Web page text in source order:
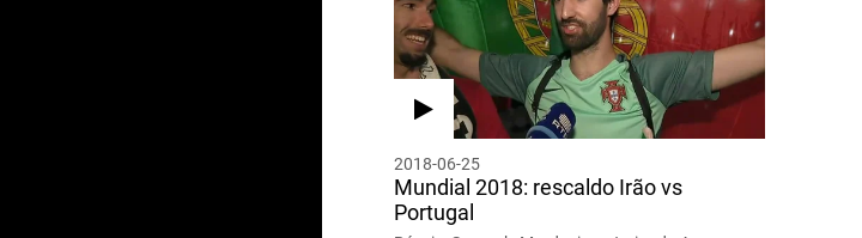
2018-06-25
Mundial 2018: rescaldo Irão vs
Portugal